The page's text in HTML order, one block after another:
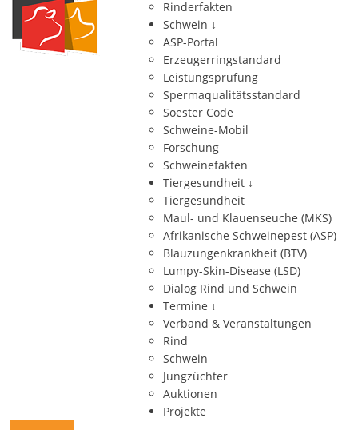
Rinderfakten
Schwein ↓
ASP-Portal
Erzeugerringstandard
Leistungsprüfung
Spermaqualitätsstandard
Soester Code
Schweine-Mobil
Forschung
Schweinefakten
Tiergesundheit ↓
Tiergesundheit
Maul- und Klauenseuche (MKS)
Afrikanische Schweinepest (ASP)
Blauzungenkrankheit (BTV)
Lumpy-Skin-Disease (LSD)
Dialog Rind und Schwein
Termine ↓
Verband & Veranstaltungen
Rind
Schwein
Jungzüchter
Auktionen
Projekte